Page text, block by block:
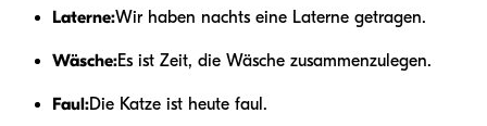
Laterne:Wir haben nachts eine Laterne getragen.
Wäsche:Es ist Zeit, die Wäsche zusammenzulegen.
Faul:Die Katze ist heute faul.